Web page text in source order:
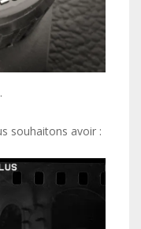
souhaitons avoir :